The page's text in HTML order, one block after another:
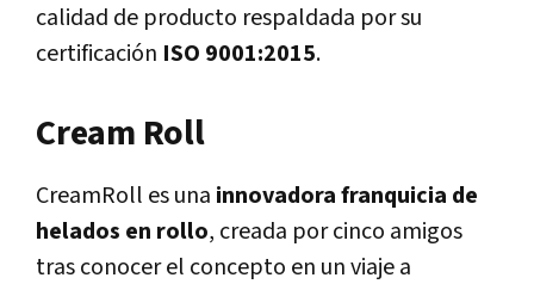
calidad de producto respaldada por su
certificación ISO 9001:2015.
Cream Roll
CreamRoll es una innovadora franquicia de
helados en rollo, creada por cinco amigos
tras conocer el concepto en un viaje a